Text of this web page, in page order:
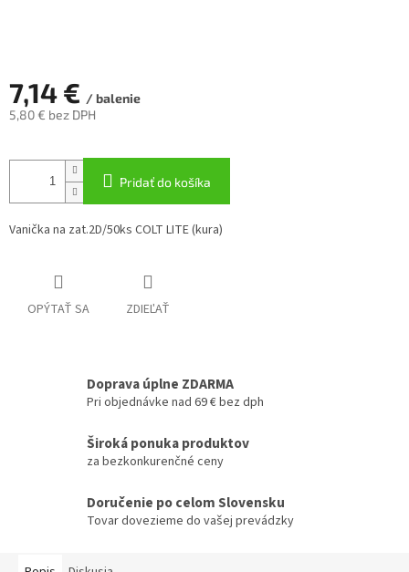
7,14 € / balenie
5,80 € bez DPH
cena:
Pridať do košíka
Vanička na zat.2D/50ks COLT LITE (kura)
OPÝTAŤ SA ZDIEĽAŤ
Doprava úplne ZDARMA
Pri objednávke nad 69 € bez dph
Široká ponuka produktov
za bezkonkurenčné ceny
Doručenie po celom Slovensku
Tovar dovezieme do vašej prevádzky